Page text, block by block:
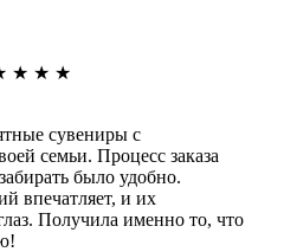
★ ★ ★
сувениры с
семьи. Процесс заказа
было удобно.
впечатляет, и их
Получила именно то, что